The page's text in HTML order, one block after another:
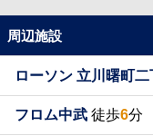
周辺施設
ローソン 立川曙町二
フロム中武 徒歩6分